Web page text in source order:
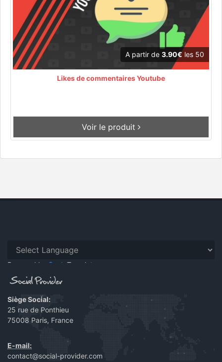
A partir de 3.90€ les 50
Likes de commentaires Youtube
Voir le produit
Powered by Translate
Siège Social:
25 rue de Ponthieu
75008 Paris, France
E-mail:
contact@social-provider.com